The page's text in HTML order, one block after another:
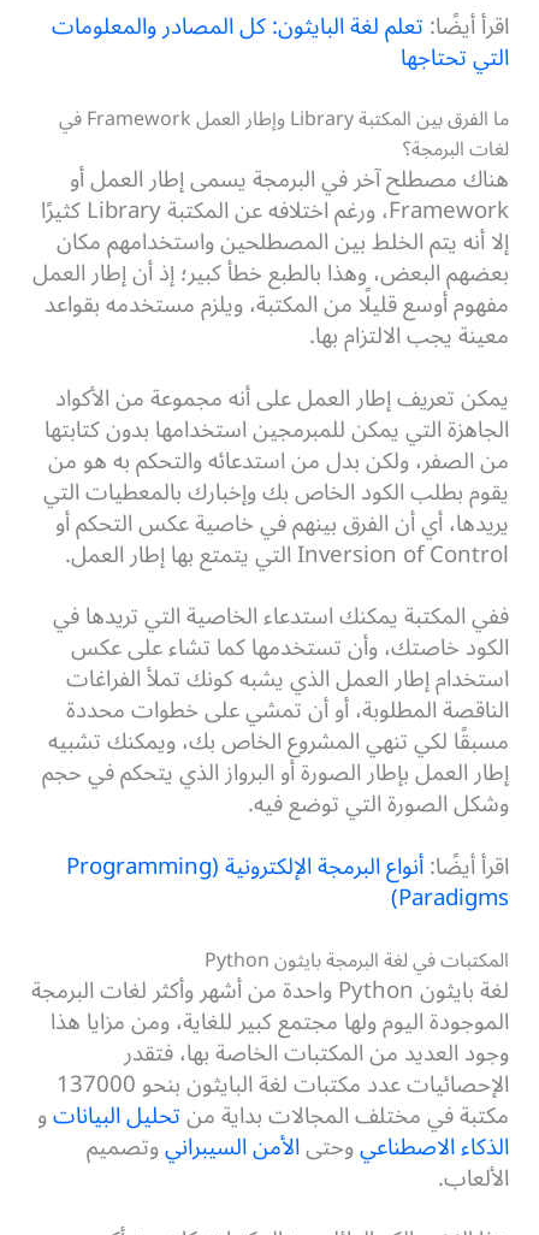
اقرأ أيضًا:تعلم لغة البايثون: كل المصادر والمعلومات
التي تحتاجها
ما الفرق بين المكتبة Library وإطار العمل Framework في
لغات البرمجة؟
هناك مصطلح آخر في البرمجة يسمى إطار العمل أو
Framework، ورغم اختلافه عن المكتبة Library كثيرًا
إلا أنه يتم الخلط بين المصطلحين واستخدامهم مكان
بعضهم البعض، وهذا بالطبع خطأ كبير؛ إذ أن إطار العمل
مفهوم أوسع قليلًا من المكتبة، ويلزم مستخدمه بقواعد
معينة يجب الالتزام بها.
يمكن تعريف إطار العمل على أنه مجموعة من الأكواد
الجاهزة التي يمكن للمبرمجين استخدامها بدون كتابتها
من الصفر، ولكن بدل من استدعائه والتحكم به هو من
يقوم بطلب الكود الخاص بك وإخبارك بالمعطيات التي
يريدها، أي أن الفرق بينهم في خاصية عكس التحكم أو
Inversion of Control التي يتمتع بها إطار العمل.
ففي المكتبة يمكنك استدعاء الخاصية التي تريدها في
الكود خاصتك، وأن تستخدمها كما تشاء على عكس
استخدام إطار العمل الذي يشبه كونك تملأ الفراغات
الناقصة المطلوبة، أو أن تمشي على خطوات محددة
مسبقًا لكي تنهي المشروع الخاص بك، ويمكنك تشبيه
إطار العمل بإطار الصورة أو البرواز الذي يتحكم في حجم
وشكل الصورة التي توضع فيه.
اقرأ أيضًا:
أنواع البرمجة الإلكترونية (Programming
Paradigms)
المكتبات في لغة البرمجة بايثون Python
لغة بايثون Python واحدة من أشهر وأكثر لغات البرمجة
الموجودة اليوم ولها مجتمع كبير للغاية، ومن مزايا هذا
وجود العديد من المكتبات الخاصة بها، فتقدر
الإحصائيات عدد مكتبات لغة البايثون بنحو 137000
مكتبة في مختلف المجالات بداية منتحليل البياناتو
الذكاء الاصطناعيوحتىالأمن السيبرانيوتصميم
الألعاب.